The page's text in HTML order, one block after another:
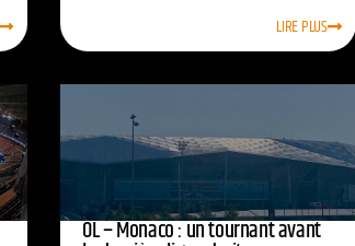
LIRE PLUS
OL – Monaco : un tournant avant